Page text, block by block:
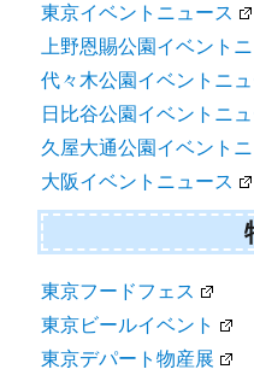
東京イベントニュース
上野恩賜公園イベント
代々木公園イベントニ
日比谷公園イベントニ
久屋大通公園イベント
大阪イベントニュース
東京フードフェス
東京ビールイベント
東京デパート物産展